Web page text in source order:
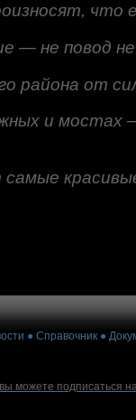
что
— не повод
района от
и
● Справочник●
можете подписаться